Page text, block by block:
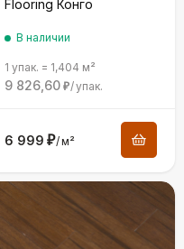
Flooring Конго
В наличии
1 упак. = 1,404 м²
9 826,60 ₽/упак.
6 999 ₽/м²